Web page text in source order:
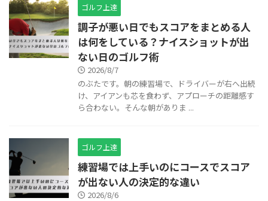
ゴルフ上達
調子が悪い日でもスコアをまとめる人
は何をしている？ナイスショットが出
ない日のゴルフ術
2026/8/7
のぶたです。朝の練習場で、ドライバーが右へ出続
け、アイアンも芯を食わず、アプローチの距離感す
ら合わない。そんな朝がありま ...
ゴルフ上達
練習場では上手いのにコースでスコア
が出ない人の決定的な違い
2026/8/6